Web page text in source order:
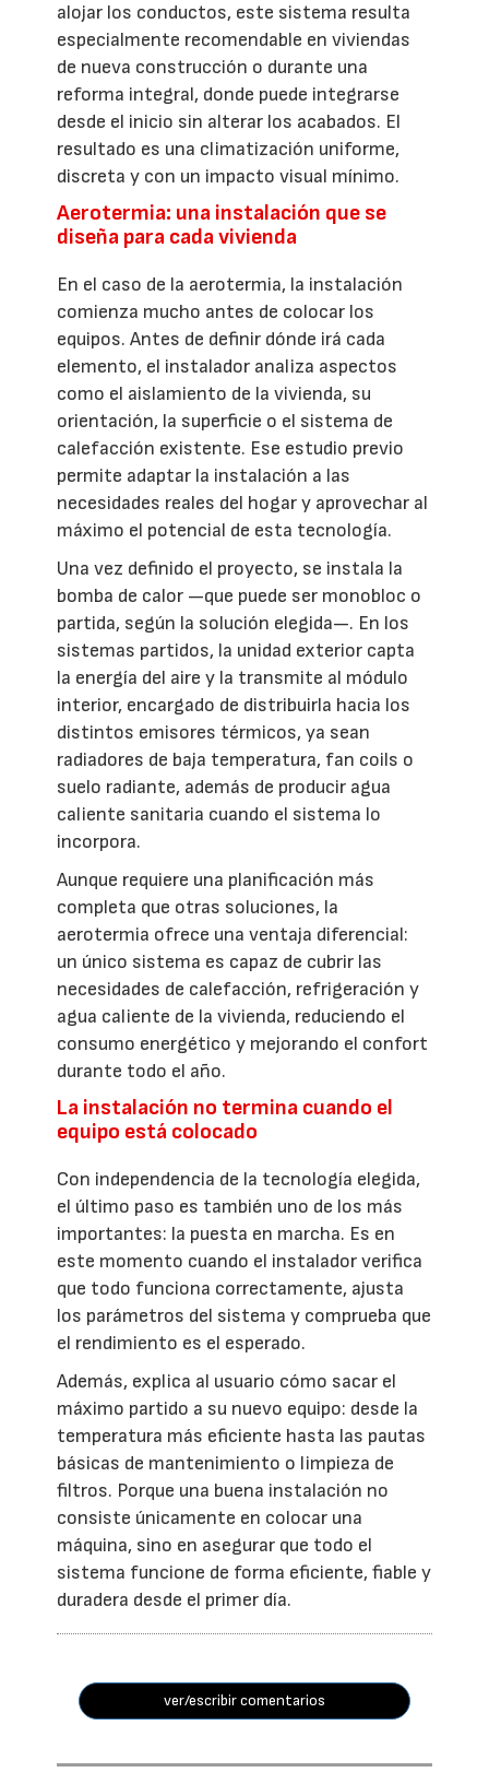
alojar los conductos, este sistema resulta
especialmente recomendable en viviendas
de nueva construcción o durante una
reforma integral, donde puede integrarse
desde el inicio sin alterar los acabados. El
resultado es una climatización uniforme,
discreta y con un impacto visual mínimo.
Aerotermia: una instalación que se
diseña para cada vivienda
En el caso de la aerotermia, la instalación
comienza mucho antes de colocar los
equipos. Antes de definir dónde irá cada
elemento, el instalador analiza aspectos
como el aislamiento de la vivienda, su
orientación, la superficie o el sistema de
calefacción existente. Ese estudio previo
permite adaptar la instalación a las
necesidades reales del hogar y aprovechar al
máximo el potencial de esta tecnología.
Una vez definido el proyecto, se instala la
bomba de calor —que puede ser monobloc o
partida, según la solución elegida—. En los
sistemas partidos, la unidad exterior capta
la energía del aire y la transmite al módulo
interior, encargado de distribuirla hacia los
distintos emisores térmicos, ya sean
radiadores de baja temperatura, fan coils o
suelo radiante, además de producir agua
caliente sanitaria cuando el sistema lo
incorpora.
Aunque requiere una planificación más
completa que otras soluciones, la
aerotermia ofrece una ventaja diferencial:
un único sistema es capaz de cubrir las
necesidades de calefacción, refrigeración y
agua caliente de la vivienda, reduciendo el
consumo energético y mejorando el confort
durante todo el año.
La instalación no termina cuando el
equipo está colocado
Con independencia de la tecnología elegida,
el último paso es también uno de los más
importantes: la puesta en marcha. Es en
este momento cuando el instalador verifica
que todo funciona correctamente, ajusta
los parámetros del sistema y comprueba que
el rendimiento es el esperado.
Además, explica al usuario cómo sacar el
máximo partido a su nuevo equipo: desde la
temperatura más eficiente hasta las pautas
básicas de mantenimiento o limpieza de
filtros. Porque una buena instalación no
consiste únicamente en colocar una
máquina, sino en asegurar que todo el
sistema funcione de forma eficiente, fiable y
duradera desde el primer día.
ver/escribir comentarios